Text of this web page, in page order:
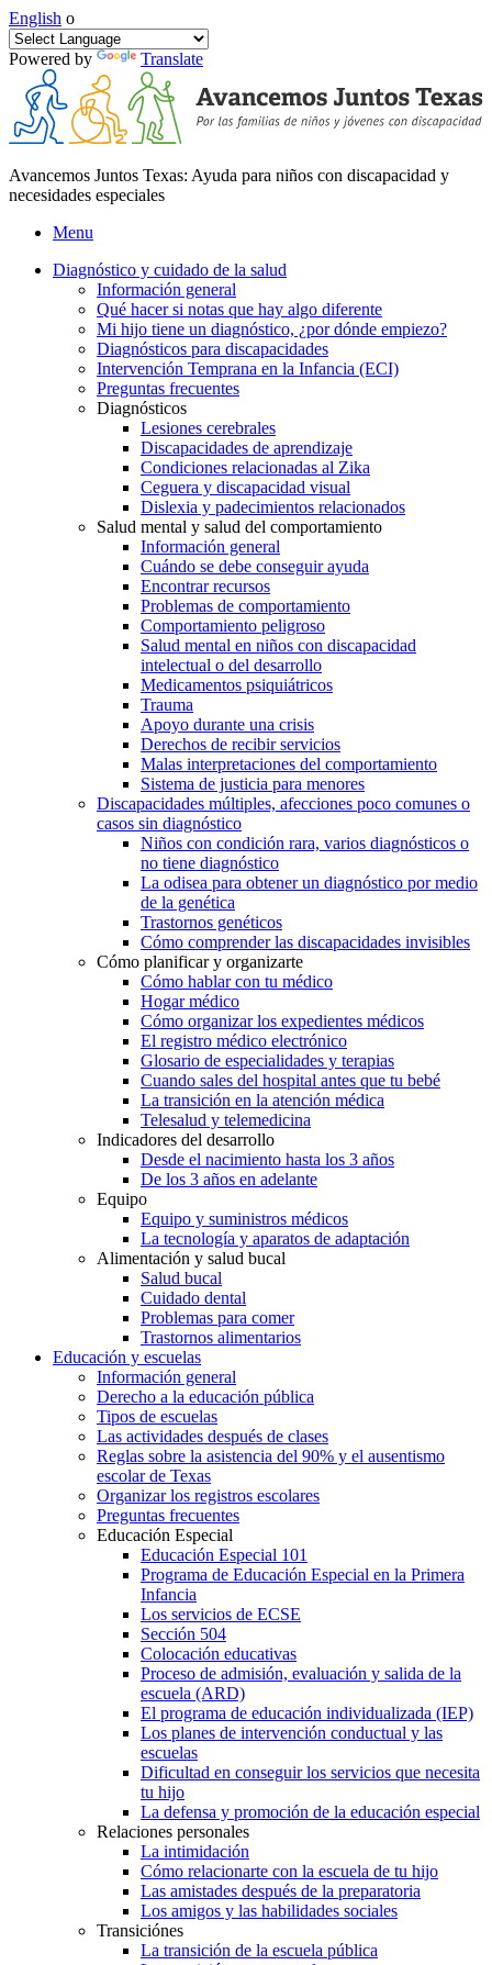
English o
Powered by Translate
Avancemos Juntos Texas: Ayuda para niños con discapacidad y
necesidades especiales
Menu
Diagnóstico y cuidado de la salud
Información general
Qué hacer si notas que hay algo diferente
Mi hijo tiene un diagnóstico, ¿por dónde empiezo?
Diagnósticos para discapacidades
Intervención Temprana en la Infancia (ECI)
Preguntas frecuentes
Diagnósticos
Lesiones cerebrales
Discapacidades de aprendizaje
Condiciones relacionadas al Zika
Ceguera y discapacidad visual
Dislexia y padecimientos relacionados
Salud mental y salud del comportamiento
Información general
Cuándo se debe conseguir ayuda
Encontrar recursos
Problemas de comportamiento
Comportamiento peligroso
Salud mental en niños con discapacidad
intelectual o del desarrollo
Medicamentos psiquiátricos
Trauma
Apoyo durante una crisis
Derechos de recibir servicios
Malas interpretaciones del comportamiento
Sistema de justicia para menores
Discapacidades múltiples, afecciones poco comunes o
casos sin diagnóstico
Niños con condición rara, varios diagnósticos o
no tiene diagnóstico
La odisea para obtener un diagnóstico por medio
de la genética
Trastornos genéticos
Cómo comprender las discapacidades invisibles
Cómo planificar y organizarte
Cómo hablar con tu médico
Hogar médico
Cómo organizar los expedientes médicos
El registro médico electrónico
Glosario de especialidades y terapias
Cuando sales del hospital antes que tu bebé
La transición en la atención médica
Telesalud y telemedicina
Indicadores del desarrollo
Desde el nacimiento hasta los 3 años
De los 3 años en adelante
Equipo
Equipo y suministros médicos
La tecnología y aparatos de adaptación
Alimentación y salud bucal
Salud bucal
Cuidado dental
Problemas para comer
Trastornos alimentarios
Educación y escuelas
Información general
Derecho a la educación pública
Tipos de escuelas
Las actividades después de clases
Reglas sobre la asistencia del 90% y el ausentismo
escolar de Texas
Organizar los registros escolares
Preguntas frecuentes
Educación Especial
Educación Especial 101
Programa de Educación Especial en la Primera
Infancia
Los servicios de ECSE
Sección 504
Colocación educativas
Proceso de admisión, evaluación y salida de la
escuela (ARD)
El programa de educación individualizada (IEP)
Los planes de intervención conductual y las
escuelas
Dificultad en conseguir los servicios que necesita
tu hijo
La defensa y promoción de la educación especial
Relaciones personales
La intimidación
Cómo relacionarte con la escuela de tu hijo
Las amistades después de la preparatoria
Los amigos y las habilidades sociales
Transiciónes
La transición de la escuela pública